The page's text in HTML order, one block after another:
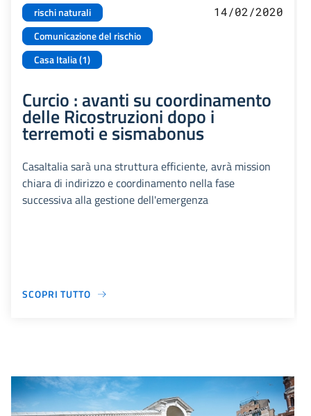
rischi naturali
Comunicazione del rischio
Casa Italia (1)
14/02/2020
Curcio : avanti su coordinamento
delle Ricostruzioni dopo i
terremoti e sismabonus
CasaItalia sarà una struttura efficiente, avrà mission
chiara di indirizzo e coordinamento nella fase
successiva alla gestione dell'emergenza
SCOPRI TUTTO